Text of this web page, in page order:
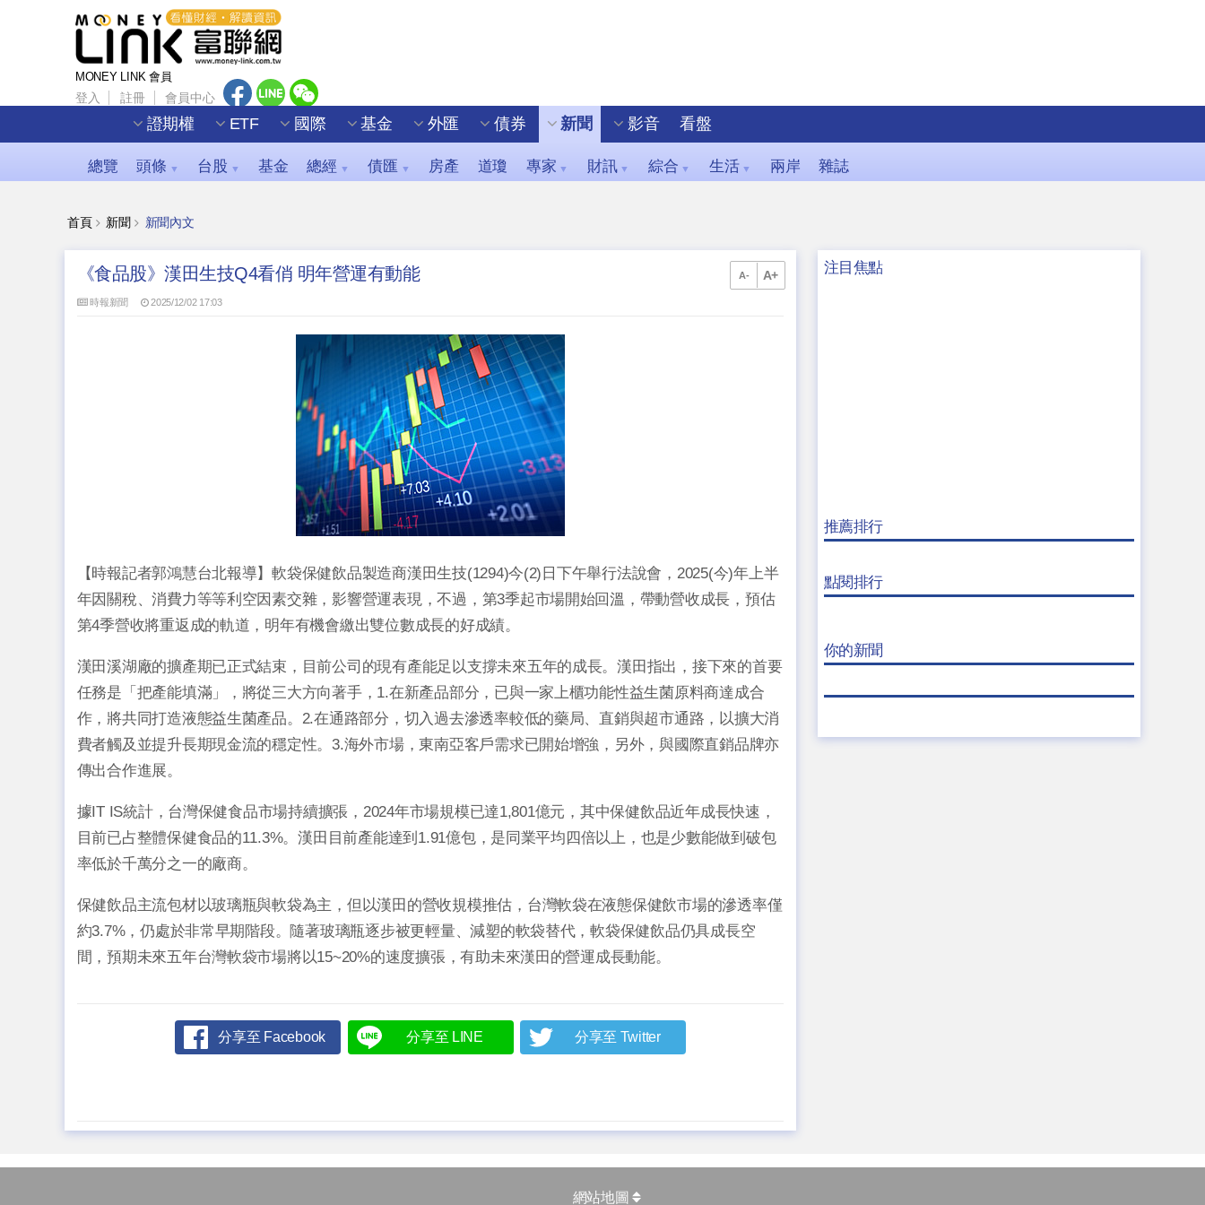
MONEY LINK 會員
登入 註冊 會員中心
證期權 ETF 國際 基金 外匯 債券 新聞 影音 看盤
總覽 頭條 ▼ 台股 ▼ 基金 總經 ▼ 債匯 ▼ 房產 道瓊 專家 ▼ 財訊 ▼ 綜合 ▼ 生活 ▼ 兩岸 雜誌
首頁 新聞 新聞內文
A- A+
《食品股》漢田生技Q4看俏 明年營運有動能
時報新聞 2025/12/02 17:03
【時報記者郭鴻慧台北報導】軟袋保健飲品製造商漢田生技(1294)今(2)日下午舉行法說會，2025(今)年上半
年因關稅、消費力等等利空因素交雜，影響營運表現，不過，第3季起市場開始回溫，帶動營收成長，預估
第4季營收將重返成的軌道，明年有機會繳出雙位數成長的好成績。
漢田溪湖廠的擴產期已正式結束，目前公司的現有產能足以支撐未來五年的成長。漢田指出，接下來的首要
任務是「把產能填滿」，將從三大方向著手，1.在新產品部分，已與一家上櫃功能性益生菌原料商達成合
作，將共同打造液態益生菌產品。2.在通路部分，切入過去滲透率較低的藥局、直銷與超市通路，以擴大消
費者觸及並提升長期現金流的穩定性。3.海外市場，東南亞客戶需求已開始增強，另外，與國際直銷品牌亦
傳出合作進展。
據IT IS統計，台灣保健食品市場持續擴張，2024年市場規模已達1,801億元，其中保健飲品近年成長快速，
目前已占整體保健食品的11.3%。漢田目前產能達到1.91億包，是同業平均四倍以上，也是少數能做到破包
率低於千萬分之一的廠商。
保健飲品主流包材以玻璃瓶與軟袋為主，但以漢田的營收規模推估，台灣軟袋在液態保健飲市場的滲透率僅
約3.7%，仍處於非常早期階段。隨著玻璃瓶逐步被更輕量、減塑的軟袋替代，軟袋保健飲品仍具成長空
間，預期未來五年台灣軟袋市場將以15~20%的速度擴張，有助未來漢田的營運成長動能。
分享至 Facebook 分享至 LINE 分享至 Twitter
注目焦點
推薦排行
點閱排行
你的新聞
網站地圖